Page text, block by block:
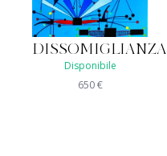
DISSOMIGLIANZA
Disponibile
650€